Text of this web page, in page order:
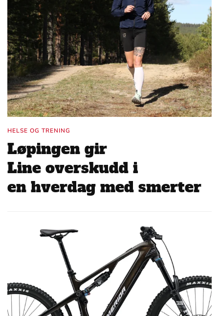
HELSE OG TRENING
Løpingen gir
Line overskudd i
en hverdag med smerter